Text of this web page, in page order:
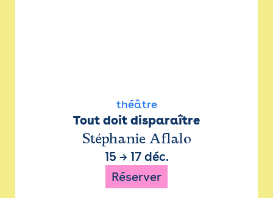
théâtre
Tout doit disparaître
Stéphanie Aflalo
15 → 17 déc.
Réserver